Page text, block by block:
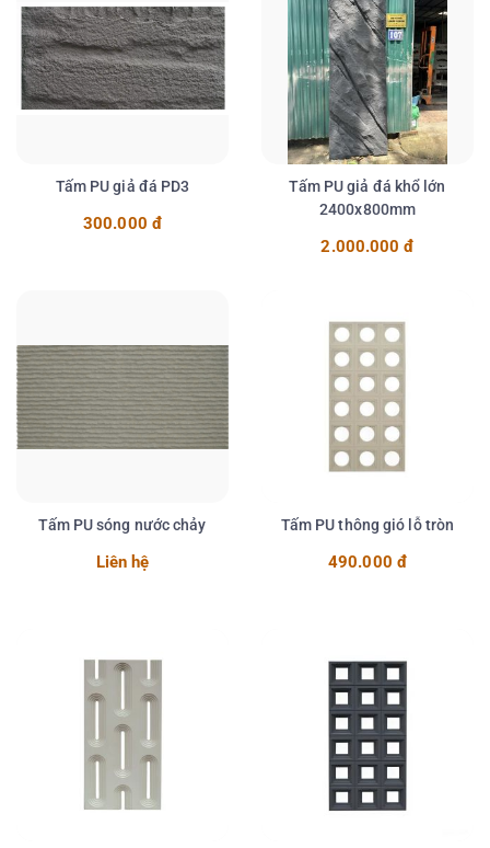
Tấm PU giả đá PD3
300.000 đ
Tấm PU giả đá khổ lớn
2400x800mm
2.000.000 đ
Chi tiết
Tấm PU sóng nước chảy
Liên hệ
Tấm PU thông gió lỗ tròn
490.000 đ